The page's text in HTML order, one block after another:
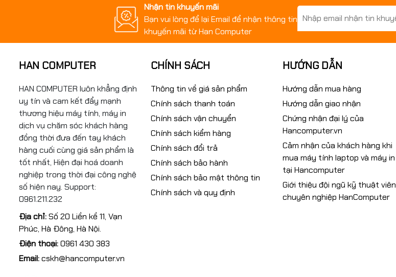
Nhận tin khuyến mãi
Bạn vui lòng để lại Email để nhận thông tin
khuyến mãi từ Han Computer
HAN COMPUTER
HAN COMPUTER luôn khẳng định
uy tín và cam kết đẩy mạnh
thương hiệu máy tính, máy in
dịch vụ chăm sóc khách hàng
đồng thời đưa đến tay khách
hàng cuối cùng giá sản phẩm là
tốt nhất, Hiện đại hoá doanh
nghiệp trong thời đại công nghệ
số hiện nay. Support:
0961.211.232
Địa chỉ:Số 20 Liền kề 11, Vạn
Phúc, Hà Đông, Hà Nội.
Điện thoại:0961 430 383
Email:cskh@hancomputer.vn
CHÍNH SÁCH
Thông tin về giá sản phẩm
Chính sách thanh toán
Chính sách vận chuyển
Chính sách kiểm hàng
Chính sách đổi trả
Chính sách bảo hành
Chính sách bảo mật thông tin
Chính sách và quy định
HƯỚNG DẪN
Hướng dẫn mua hàng
Hướng dẫn giao nhận
Chứng nhận đại lý của
Hancomputer.vn
Cảm nhận của khách hàng khi
mua máy tính laptop và máy in
tại Hancomputer
Giới thiệu đội ngũ kỹ thuật viên
chuyên nghiệp HanComputer